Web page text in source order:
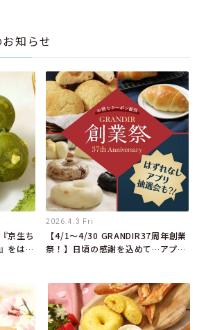
知らせ
京生ち
をはじ
2026.4.3 Fri
【4/1～4/30 GRANDIR37周年創業
祭！】日頃の感謝を込めて…アプリ